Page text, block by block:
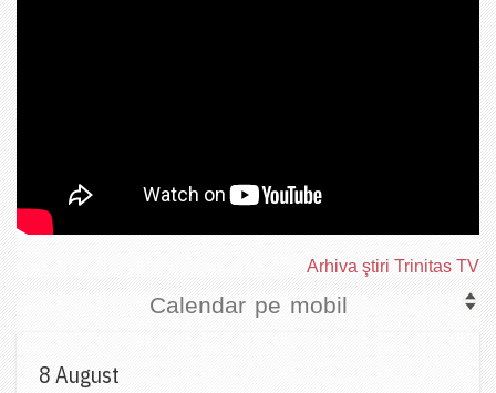
Arhiva ştiri Trinitas TV
Calendar pe mobil
8 August